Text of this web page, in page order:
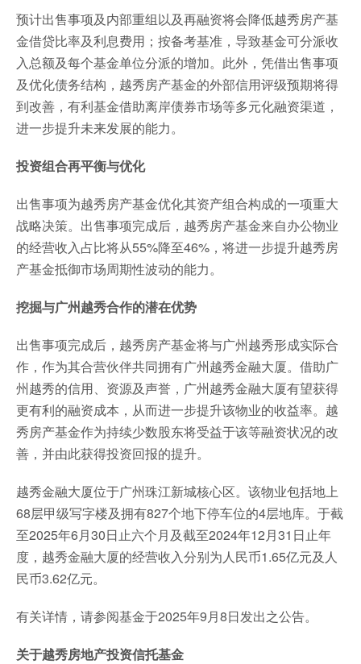
预计出售事项及内部重组以及再融资将会降低越秀房产基
金借贷比率及利息费用；按备考基准，导致基金可分派收
入总额及每个基金单位分派的增加。此外，凭借出售事项
及优化债务结构，越秀房产基金的外部信用评级预期将得
到改善，有利基金借助离岸债券市场等多元化融资渠道，
进一步提升未来发展的能力。
投资组合再平衡与优化
出售事项为越秀房产基金优化其资产组合构成的一项重大
战略决策。出售事项完成后，越秀房产基金来自办公物业
的经营收入占比将从55%降至46%，将进一步提升越秀房
产基金抵御市场周期性波动的能力。
挖掘与广州越秀合作的潜在优势
出售事项完成后，越秀房产基金将与广州越秀形成实际合
作，作为其合营伙伴共同拥有广州越秀金融大厦。借助广
州越秀的信用、资源及声誉，广州越秀金融大厦有望获得
更有利的融资成本，从而进一步提升该物业的收益率。越
秀房产基金作为持续少数股东将受益于该等融资状况的改
善，并由此获得投资回报的提升。
越秀金融大厦位于广州珠江新城核心区。该物业包括地上
68层甲级写字楼及拥有827个地下停车位的4层地库。于截
至2025年6月30日止六个月及截至2024年12月31日止年
度，越秀金融大厦的经营收入分别为人民币1.65亿元及人
民币3.62亿元。
有关详情，请参阅基金于2025年9月8日发出之公告。
关于越秀房地产投资信托基金